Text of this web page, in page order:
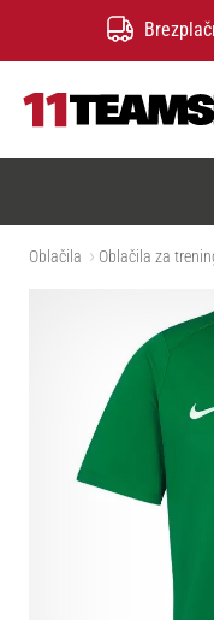
Oblačila Oblačila za